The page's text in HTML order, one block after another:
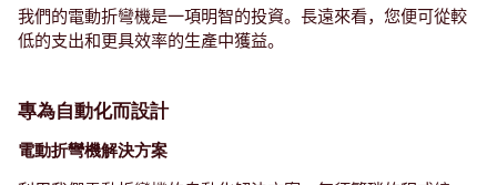
我們的電動折彎機是一項明智的投資。長遠來看，您便可從較
低的支出和更具效率的生產中獲益。
專為自動化而設計
電動折彎機解決方案